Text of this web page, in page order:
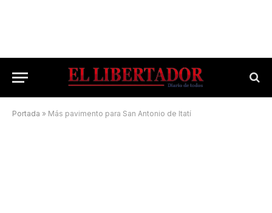
Portada » Más pavimento para San Antonio de Itatí